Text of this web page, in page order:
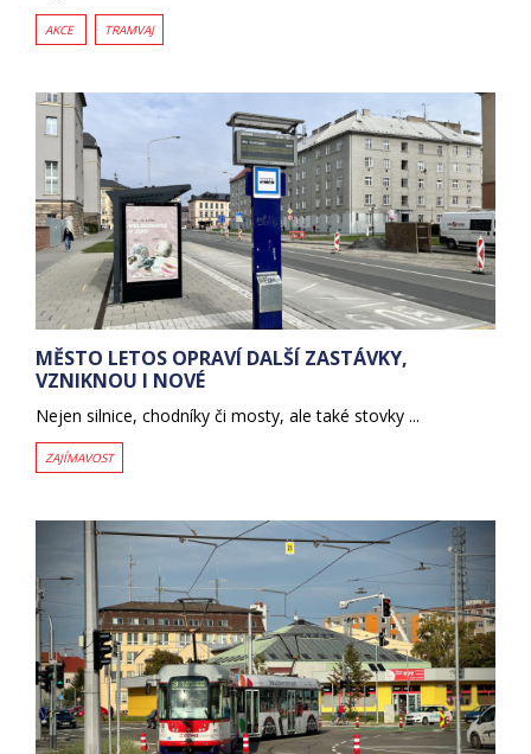
AKCE TRAMVAJ
MĚSTO LETOS OPRAVÍ DALŠÍ ZASTÁVKY,
VZNIKNOU I NOVÉ
Nejen silnice, chodníky či mosty, ale také stovky ...
ZAJÍMAVOST